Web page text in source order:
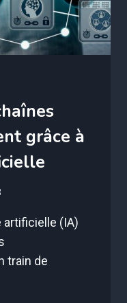
grâce à
artificielle (IA)
train de